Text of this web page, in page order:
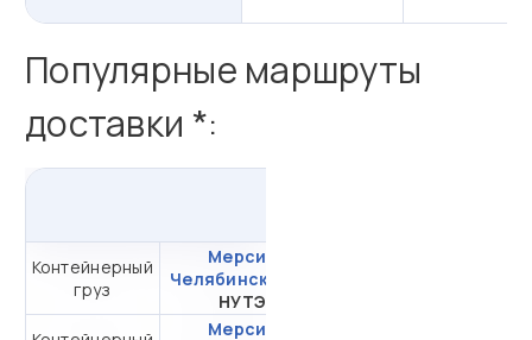
Популярные маршруты
доставки *:
Контейнерный
груз
Мерсин -
Челябинск
НУТЭП
Мерсин -